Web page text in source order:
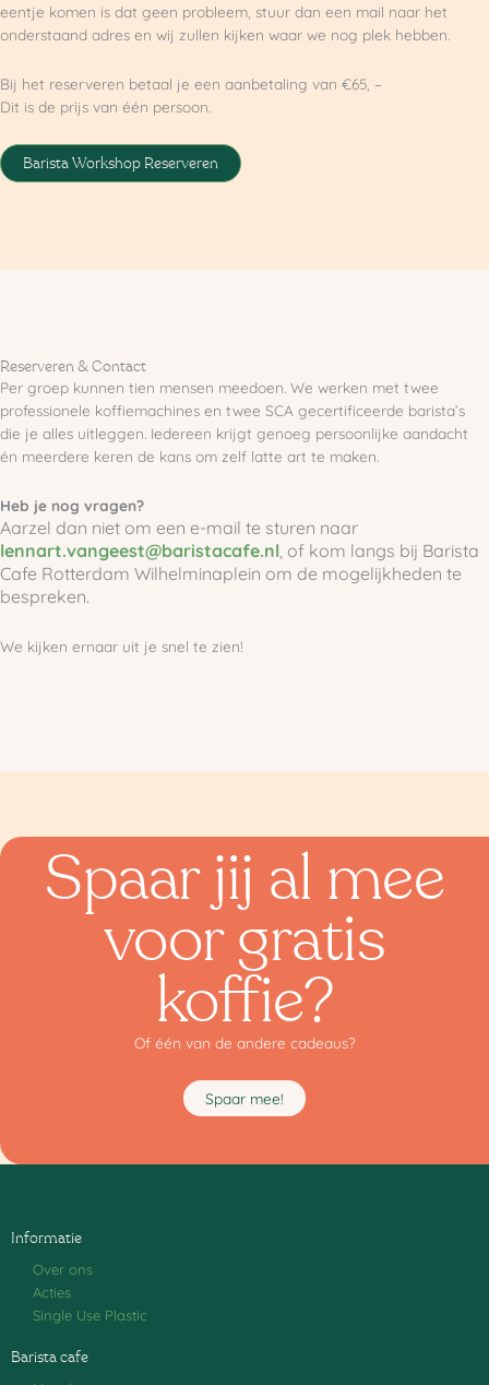
eentje komen is dat geen probleem, stuur dan een mail naar het
onderstaand adres en wij zullen kijken waar we nog plek hebben.
Bij het reserveren betaal je een aanbetaling van €65, –
Dit is de prijs van één persoon.
Barista Workshop Reserveren
Reserveren & Contact
Per groep kunnen tien mensen meedoen. We werken met twee
professionele koffiemachines en twee SCA gecertificeerde barista’s
die je alles uitleggen. Iedereen krijgt genoeg persoonlijke aandacht
én meerdere keren de kans om zelf latte art te maken.
Heb je nog vragen?
Aarzel dan niet om een e-mail te sturen naar
lennart.vangeest@baristacafe.nl , of kom langs bij Barista
Cafe Rotterdam Wilhelminaplein om de mogelijkheden te
bespreken.
We kijken ernaar uit je snel te zien!
Spaar jij al mee
voor gratis
koffie?
Of één van de andere cadeaus?
Spaar mee!
Informatie
Over ons
Acties
Single Use Plastic
Barista cafe